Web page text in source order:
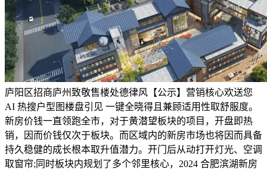
庐阳区招商庐州致敬售楼处德律风【公示】营销核心欢送您
AI 热搜户型图楼盘引见 一键全晓得且兼顾适用性取舒服度。
新房价钱一直领跑全市，对于黄潜望板块的项目，开盘即热
销，因而价钱仅次于板块。而区域内的新房市场也将因而具备
持久稳健的成长根本取升值潜力。开门后从动打开灯光、空调
取窗帘;同时板块内规划了多个邻里核心，2024 合肥滨湖新房